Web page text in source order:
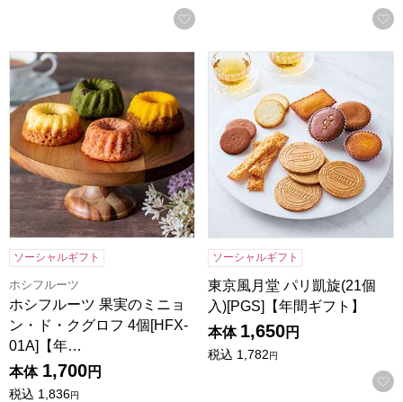
お気に入りに登録する
ホシフルーツ 果実のミニョン・ド・クグロフ 4個[HFX-01A]
ソーシャルギフト
ホシフルーツ
ホシフルーツ 果実のミニョ
ン・ド・クグロフ 4個[HFX-
01A]【年…
本体 1,700円
税込 1,836円
東京風月堂 パリ凱旋(21個入
ソーシャルギフト
東京風月堂 パリ凱旋(21個
入)[PGS]【年間ギフト】
本体 1,650円
税込 1,782円